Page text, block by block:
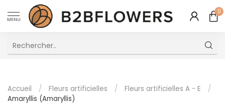
MENU
0
Accueil / Fleurs artificielles / Fleurs artificielles A - E
/
Amaryllis (Amaryllis)